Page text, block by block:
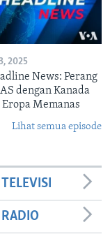
2025
News: Perang
dengan Kanada
Memanas
Lihat semua episode